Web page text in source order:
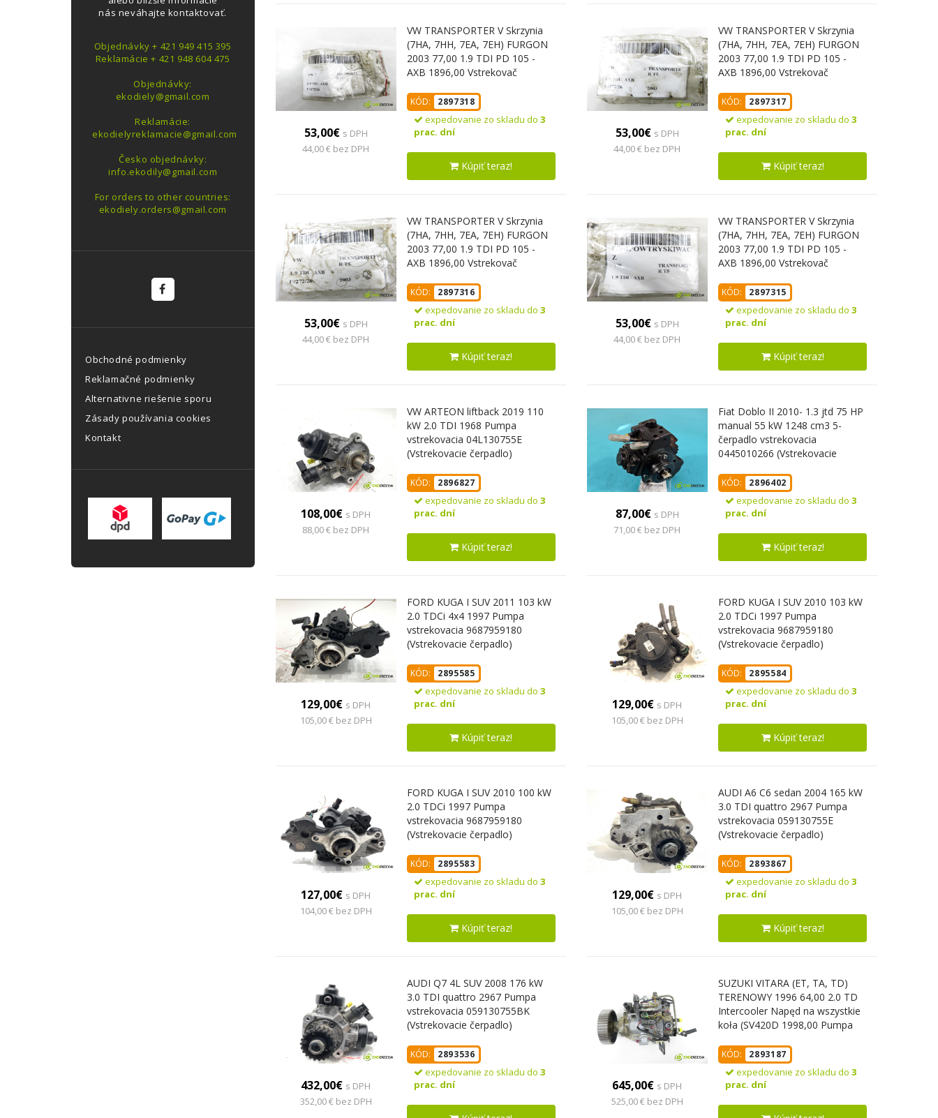
nás neváhajte kontaktovať.
Objednávky + 421 949 415 395
Reklamácie + 421 948 604 475
Objednávky:
ekodiely@gmail.com
Reklamácie:
ekodielyreklamacie@gmail.com
Česko objednávky:
info.ekodily@gmail.com
For orders to other countries:
ekodiely.orders@gmail.com
Obchodné podmienky
Reklamačné podmienky
Alternativne riešenie sporu
Zásady používania cookies
Kontakt
53,00€ s DPH
44,00 € bez DPH
VW TRANSPORTER V Skrzynia
(7HA, 7HH, 7EA, 7EH) FURGON
2003 77,00 1.9 TDI PD 105 -
AXB 1896,00 Vstrekovač
(Vstrekovač paliva)
KÓD: 2897318
expedovanie zo skladu do 3
prac. dní
Kúpiť teraz!
53,00€ s DPH
44,00 € bez DPH
VW TRANSPORTER V Skrzynia
(7HA, 7HH, 7EA, 7EH) FURGON
2003 77,00 1.9 TDI PD 105 -
AXB 1896,00 Vstrekovač
(Vstrekovač paliva)
KÓD: 2897317
expedovanie zo skladu do3
prac. dní
Kúpiť teraz!
53,00€ s DPH
44,00 € bez DPH
VW TRANSPORTER V Skrzynia
(7HA, 7HH, 7EA, 7EH) FURGON
2003 77,00 1.9 TDI PD 105 -
AXB 1896,00 Vstrekovač
(Vstrekovač paliva)
KÓD: 2897316
expedovanie zo skladu do 3
prac. dní
Kúpiť teraz!
53,00€ s DPH
44,00 € bez DPH
VW TRANSPORTER V Skrzynia
(7HA, 7HH, 7EA, 7EH) FURGON
2003 77,00 1.9 TDI PD 105 -
AXB 1896,00 Vstrekovač
(Vstrekovač paliva)
KÓD: 2897315
expedovanie zo skladu do3
prac. dní
Kúpiť teraz!
108,00€ s DPH
88,00 € bez DPH
VW ARTEON liftback 2019 110
kW 2.0 TDI 1968 Pumpa
vstrekovacia 04L130755E
(Vstrekovacie čerpadlo)
KÓD: 2896827
expedovanie zo skladu do 3
prac. dní
Kúpiť teraz!
87,00€ s DPH
71,00 € bez DPH
Fiat Doblo II 2010- 1.3 jtd 75 HP
manual 55 kW 1248 cm3 5-
čerpadlo vstrekovacia
0445010266 (Vstrekovacie
KÓD: 2896402
expedovanie zo skladu do3
prac. dní
Kúpiť teraz!
129,00€ s DPH
105,00 € bez DPH
FORD KUGA I SUV 2011 103 kW
2.0 TDCi 4x4 1997 Pumpa
vstrekovacia 9687959180
(Vstrekovacie čerpadlo)
KÓD: 2895585
expedovanie zo skladu do 3
prac. dní
Kúpiť teraz!
129,00€ s DPH
105,00 € bez DPH
FORD KUGA I SUV 2010 103 kW
2.0 TDCi 1997 Pumpa
vstrekovacia 9687959180
(Vstrekovacie čerpadlo)
KÓD: 2895584
expedovanie zo skladu do3
prac. dní
Kúpiť teraz!
127,00€ s DPH
104,00 € bez DPH
FORD KUGA I SUV 2010 100 kW
2.0 TDCi 1997 Pumpa
vstrekovacia 9687959180
(Vstrekovacie čerpadlo)
KÓD: 2895583
expedovanie zo skladu do 3
prac. dní
Kúpiť teraz!
129,00€ s DPH
105,00 € bez DPH
AUDI A6 C6 sedan 2004 165 kW
3.0 TDI quattro 2967 Pumpa
vstrekovacia 059130755E
(Vstrekovacie čerpadlo)
KÓD: 2893867
expedovanie zo skladu do3
prac. dní
Kúpiť teraz!
432,00€ s DPH
352,00 € bez DPH
AUDI Q7 4L SUV 2008 176 kW
3.0 TDI quattro 2967 Pumpa
vstrekovacia 059130755BK
(Vstrekovacie čerpadlo)
KÓD: 2893536
expedovanie zo skladu do 3
prac. dní
645,00€ s DPH
525,00 € bez DPH
SUZUKI VITARA (ET, TA, TD)
TERENOWY 1996 64,00 2.0 TD
Intercooler Napęd na wszystkie
koła (SV420D 1998,00 Pumpa
RF1L13800A (Vstrekovacie
čerpadlo)
KÓD: 2893187
expedovanie zo skladu do3
prac. dní